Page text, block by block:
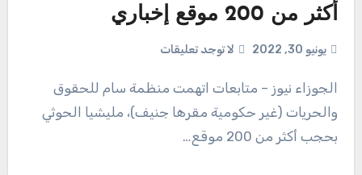
أكثر من 200 موقع إخباري
يونيو 30, 2022 لا توجد تعليقات
الجوزاء نيوز – متابعات اتهمت منظمة سام للحقوق
والحريات (غير حكومية مقرها جنيف)، مليشيا الحوثي
بحجب أكثر من 200 موقع…